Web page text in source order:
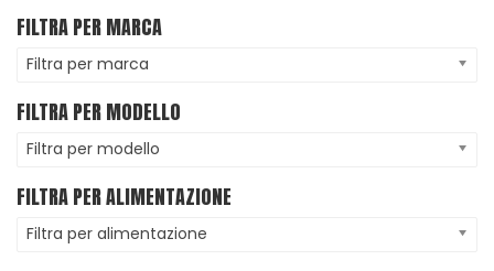
FILTRA PER MARCA
Filtra per marca
FILTRA PER MODELLO
Filtra per modello
FILTRA PER ALIMENTAZIONE
Filtra per alimentazione